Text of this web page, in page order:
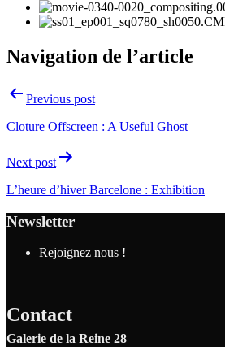
Navigation de l’article
Previous post
Cloture Offscreen : A Useful Ghost
Next post
L’heure d’hiver Barcelone : Exhibition
Newsletter
Rejoignez nous !
Contact
Galerie de la Reine 28